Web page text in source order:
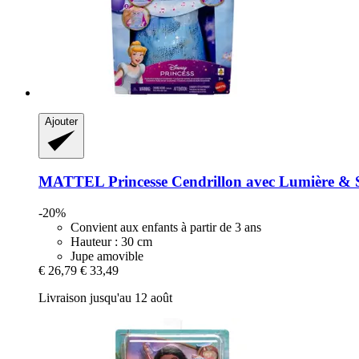
Ajouter
MATTEL Princesse Cendrillon avec Lumière &
-20%
Convient aux enfants à partir de 3 ans
Hauteur : 30 cm
Jupe amovible
€ 26,79 € 33,49
Livraison jusqu'au 12 août